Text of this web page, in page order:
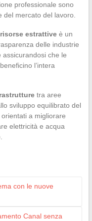
professionale sono
del mercato del lavoro.
estrattiveè un
delle industrie
che le
l’intera
tra aree
sviluppo equilibrato del
a migliorare
elettricità e acqua
con le nuove
Canal senza